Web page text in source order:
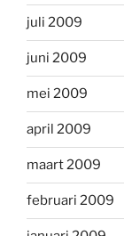
juli 2009
juni 2009
mei 2009
april 2009
maart 2009
februari 2009